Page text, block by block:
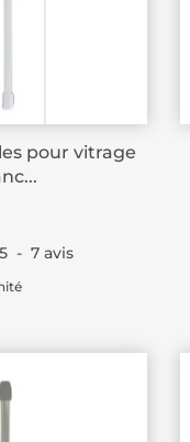
pour vitrage
5 - 7 avis